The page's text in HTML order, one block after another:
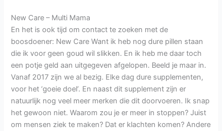
New Care – Multi Mama
En het is ook tijd om contact te zoeken met de
boosdoener: New Care Want ik heb nog dure pillen staan
die ik voor geen goud wil slikken. En ik heb me daar toch
een potje geld aan uitgegeven afgelopen. Beeld je maar in.
Vanaf 2017 zijn we al bezig. Elke dag dure supplementen,
voor het ‘goeie doel’. En naast dit supplement zijn er
natuurlijk nog veel meer merken die dit doorvoeren. Ik snap
het gewoon niet. Waarom zou je er meer in stoppen? Juist
om mensen ziek te maken? Dat er klachten komen? Andere